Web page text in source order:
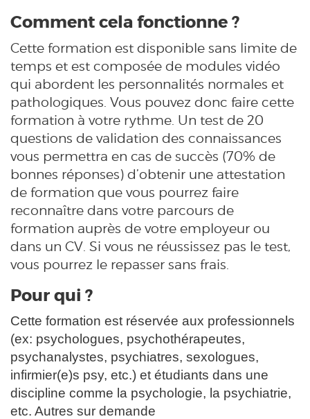
Comment cela fonctionne ?
Cette formation est disponible sans limite de
temps et est composée de modules vidéo
qui abordent les personnalités normales et
pathologiques. Vous pouvez donc faire cette
formation à votre rythme. Un test de 20
questions de validation des connaissances
vous permettra en cas de succès (70% de
bonnes réponses) d’obtenir une attestation
de formation que vous pourrez faire
reconnaître dans votre parcours de
formation auprès de votre employeur ou
dans un CV. Si vous ne réussissez pas le test,
vous pourrez le repasser sans frais.
Pour qui ?
Cette formation est réservée aux professionnels
(ex: psychologues, psychothérapeutes,
psychanalystes, psychiatres, sexologues,
infirmier(e)s psy, etc.) et étudiants dans une
discipline comme la psychologie, la psychiatrie,
etc. Autres sur demande